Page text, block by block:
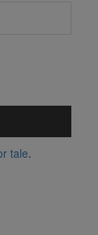
tale.